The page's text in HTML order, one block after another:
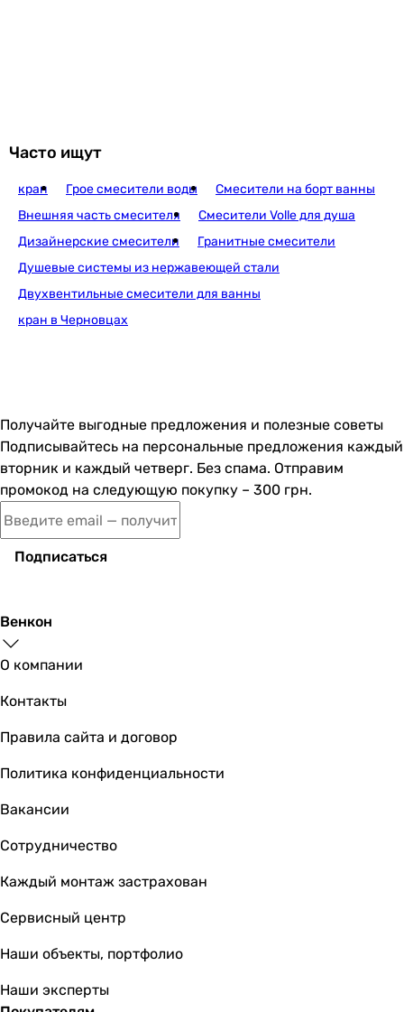
Imprese Smart Click ZMK101901237
12 229 Купить
9 500 Купить
Paffoni Light LIQ519CR
2 700грн
16 891 грн
Часто ищут
кран Грое смесители воды
Смесители на борт ванны
Внешняя часть смесителя
Смесители Volle для душа
Дизайнерские смесители
Гранитные смесители
Душевые системы из нержавеющей стали
Двухвентильные смесители для ванны
кран в Черновцах
Получайте выгодные предложения и полезные советы
Подписывайтесь на персональные предложения каждый
вторник и каждый четверг. Без спама. Отправим
промокод на следующую покупку – 300 грн.
Подписаться
Венкон
О компании
Контакты
Правила сайта и договор
Политика конфиденциальности
Вакансии
Сотрудничество
Каждый монтаж застрахован
Сервисный центр
Наши объекты, портфолио
Наши эксперты